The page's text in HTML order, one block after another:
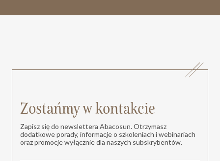
Zostańmy w kontakcie
Zapisz się do newslettera Abacosun. Otrzymasz
dodatkowe porady, informacje o szkoleniach i webinariach
oraz promocje wyłącznie dla naszych subskrybentów.